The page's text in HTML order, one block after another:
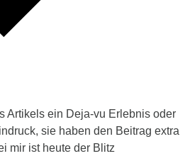
Artikels ein Deja-vu Erlebnis oder
sie haben den Beitrag extra
mir ist heute der Blitz